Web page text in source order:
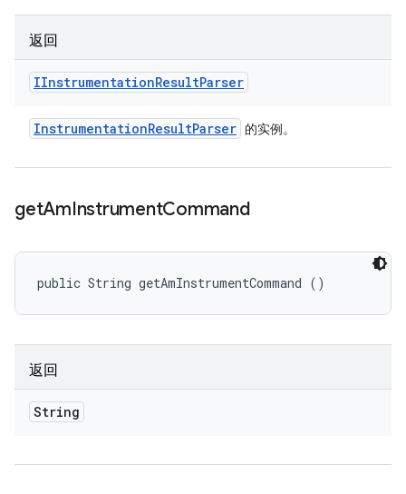
返回
IInstrumentationResultParser
InstrumentationResultParser 的实例。
getAmInstrumentCommand
public String getAmInstrumentCommand ()
返回
String